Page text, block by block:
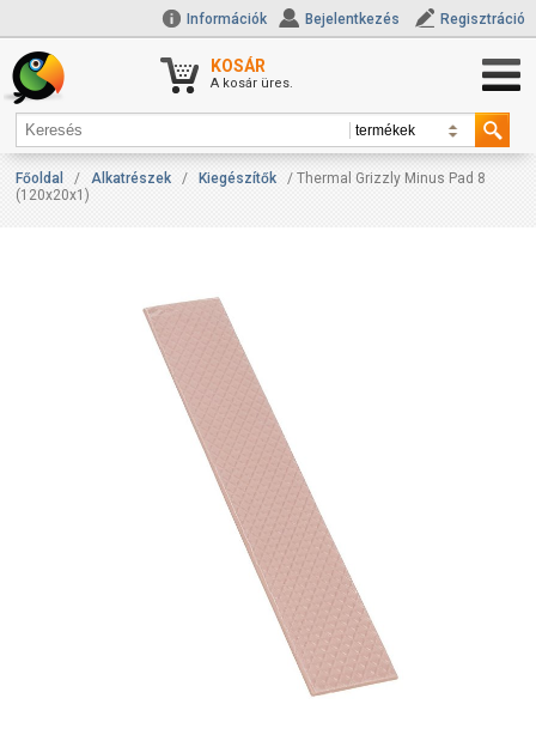
Információk Bejelentkezés Regisztráció
KOSÁR
A kosár üres.
Főoldal / Alkatrészek / Kiegészítők
/ Thermal Grizzly Minus Pad 8
(120x20x1)